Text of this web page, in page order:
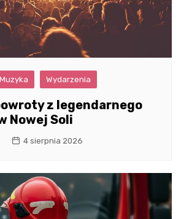
Muzyka Wydarzenia
z legendarnego
Nowej Soli
4 sierpnia 2026